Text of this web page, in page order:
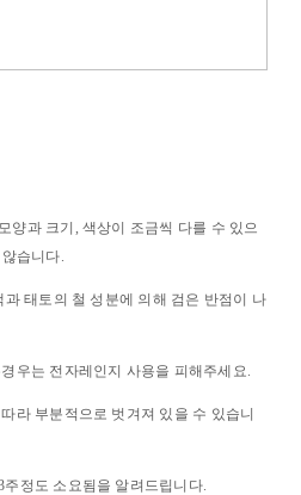
양과 크기, 색상이 조금씩 다를 수 있으
습니다.
태토의 철 성분에 의해 검은 반점이 나
우는 전자레인지 사용을 피해주세요.
라 부분적으로 벗겨져 있을 수 있습니
정도 소요됨을 알려드립니다.